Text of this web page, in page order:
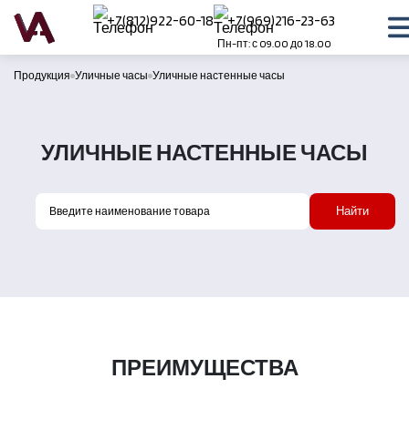
+7(812)922-60-18 +7(969)216-23-63
Пн-пт: с 09.00 до 18.00
Продукция Уличные часы Уличные настенные часы
УЛИЧНЫЕ НАСТЕННЫЕ ЧАСЫ
Найти
ПРЕИМУЩЕСТВА